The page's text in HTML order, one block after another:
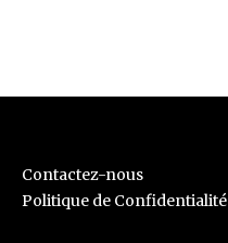
Contactez-nous
Politique de Confidentialité